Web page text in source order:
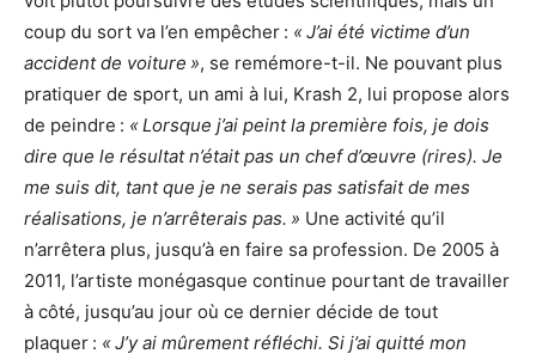
coup du sort va l’en empêcher : « J’ai été victime d’un
accident de voiture », se remémore-t-il. Ne pouvant plus
pratiquer de sport, un ami à lui, Krash 2, lui propose alors
de peindre : « Lorsque j’ai peint la première fois, je dois
dire que le résultat n’était pas un chef d’œuvre (rires). Je
me suis dit, tant que je ne serais pas satisfait de mes
réalisations, je n’arrêterais pas. » Une activité qu’il
n’arrêtera plus, jusqu’à en faire sa profession. De 2005 à
2011, l’artiste monégasque continue pourtant de travailler
à côté, jusqu’au jour où ce dernier décide de tout
plaquer : « J’y ai mûrement réfléchi. Si j’ai quitté mon